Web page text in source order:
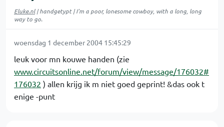
Eluke.nl| handgetypt | I'm a poor, lonesome cowboy, with a long, long
way to go.
woensdag 1 december 2004 15:45:29
leuk voor mn kouwe handen (zie
www.circuitsonline.net/forum/view/message/176032#
176032 ) allen krijg ik m niet goed geprint! &das ook t
enige -punt